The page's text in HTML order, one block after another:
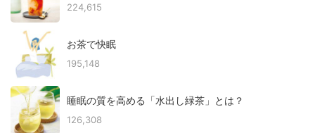
224,615
お茶で快眠
195,148
睡眠の質を高める「水出し緑茶」とは？
126,308